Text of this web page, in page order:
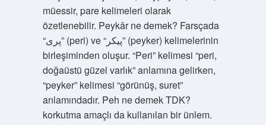
müessir, pare kelimeleri olarak
özetlenebilir. Peykâr ne demek? Farsçada
“پری” (peri) ve “پیکر” (peyker) kelimelerinin
birleşiminden oluşur. “Peri” kelimesi “peri,
doğaüstü güzel varlık” anlamına gelirken,
“peyker” kelimesi “görünüş, suret”
anlamındadır. Peh ne demek TDK?
korkutma amaçlı da kullanılan bir ünlem.